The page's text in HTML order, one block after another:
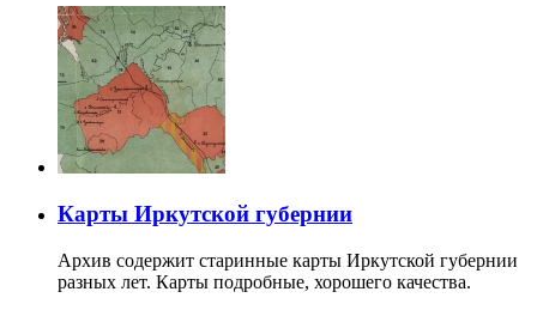
Карты Иркутской губернии
Архив содержит старинные карты Иркутской губернии
разных лет. Карты подробные, хорошего качества.